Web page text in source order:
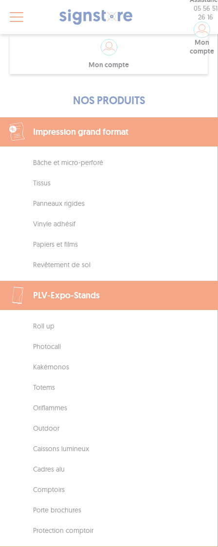
05 56 51
26 16
Mon
compte
Mon compte
NOS PRODUITS
Impression grand format
Bâche et micro-perforé
Tissus
Panneaux rigides
Vinyle adhésif
Papiers et films
Revêtement de sol
PLV-Expo-Stands
Roll up
Photocall
Kakémonos
Totems
Oriflammes
Outdoor
Caissons lumineux
Cadres alu
Comptoirs
Porte brochures
Protection comptoir